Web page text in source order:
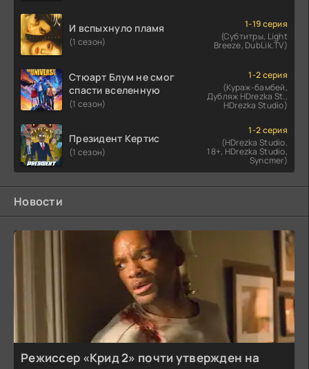
И вспыхнуло пламя
(1 сезон)
1-19 серия
(Субтитры, Light
Breeze, DubLik.TV)
Стюарт Блум не смог
спасти вселенную
(1 сезон)
1-2 серия
(Кураж-бамбей,
Дубляж HDrezka St.,
HDrezka Studio)
Президент Кертис
(1 сезон)
1-2 серия
(HDrezka Studio.
18+, HDrezka Studio,
Syncmer)
Новости
Режиссер «Крид 2» почти утвержден на